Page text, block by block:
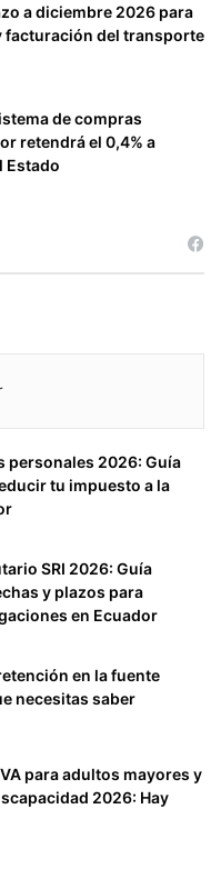
a diciembre 2026 para
facturación del transporte
de compras
retendrá el 0,4% a
Estado
personales 2026: Guía
tu impuesto a la
SRI 2026: Guía
y plazos para
en Ecuador
en la fuente
necesitas saber
para adultos mayores y
2026: Hay